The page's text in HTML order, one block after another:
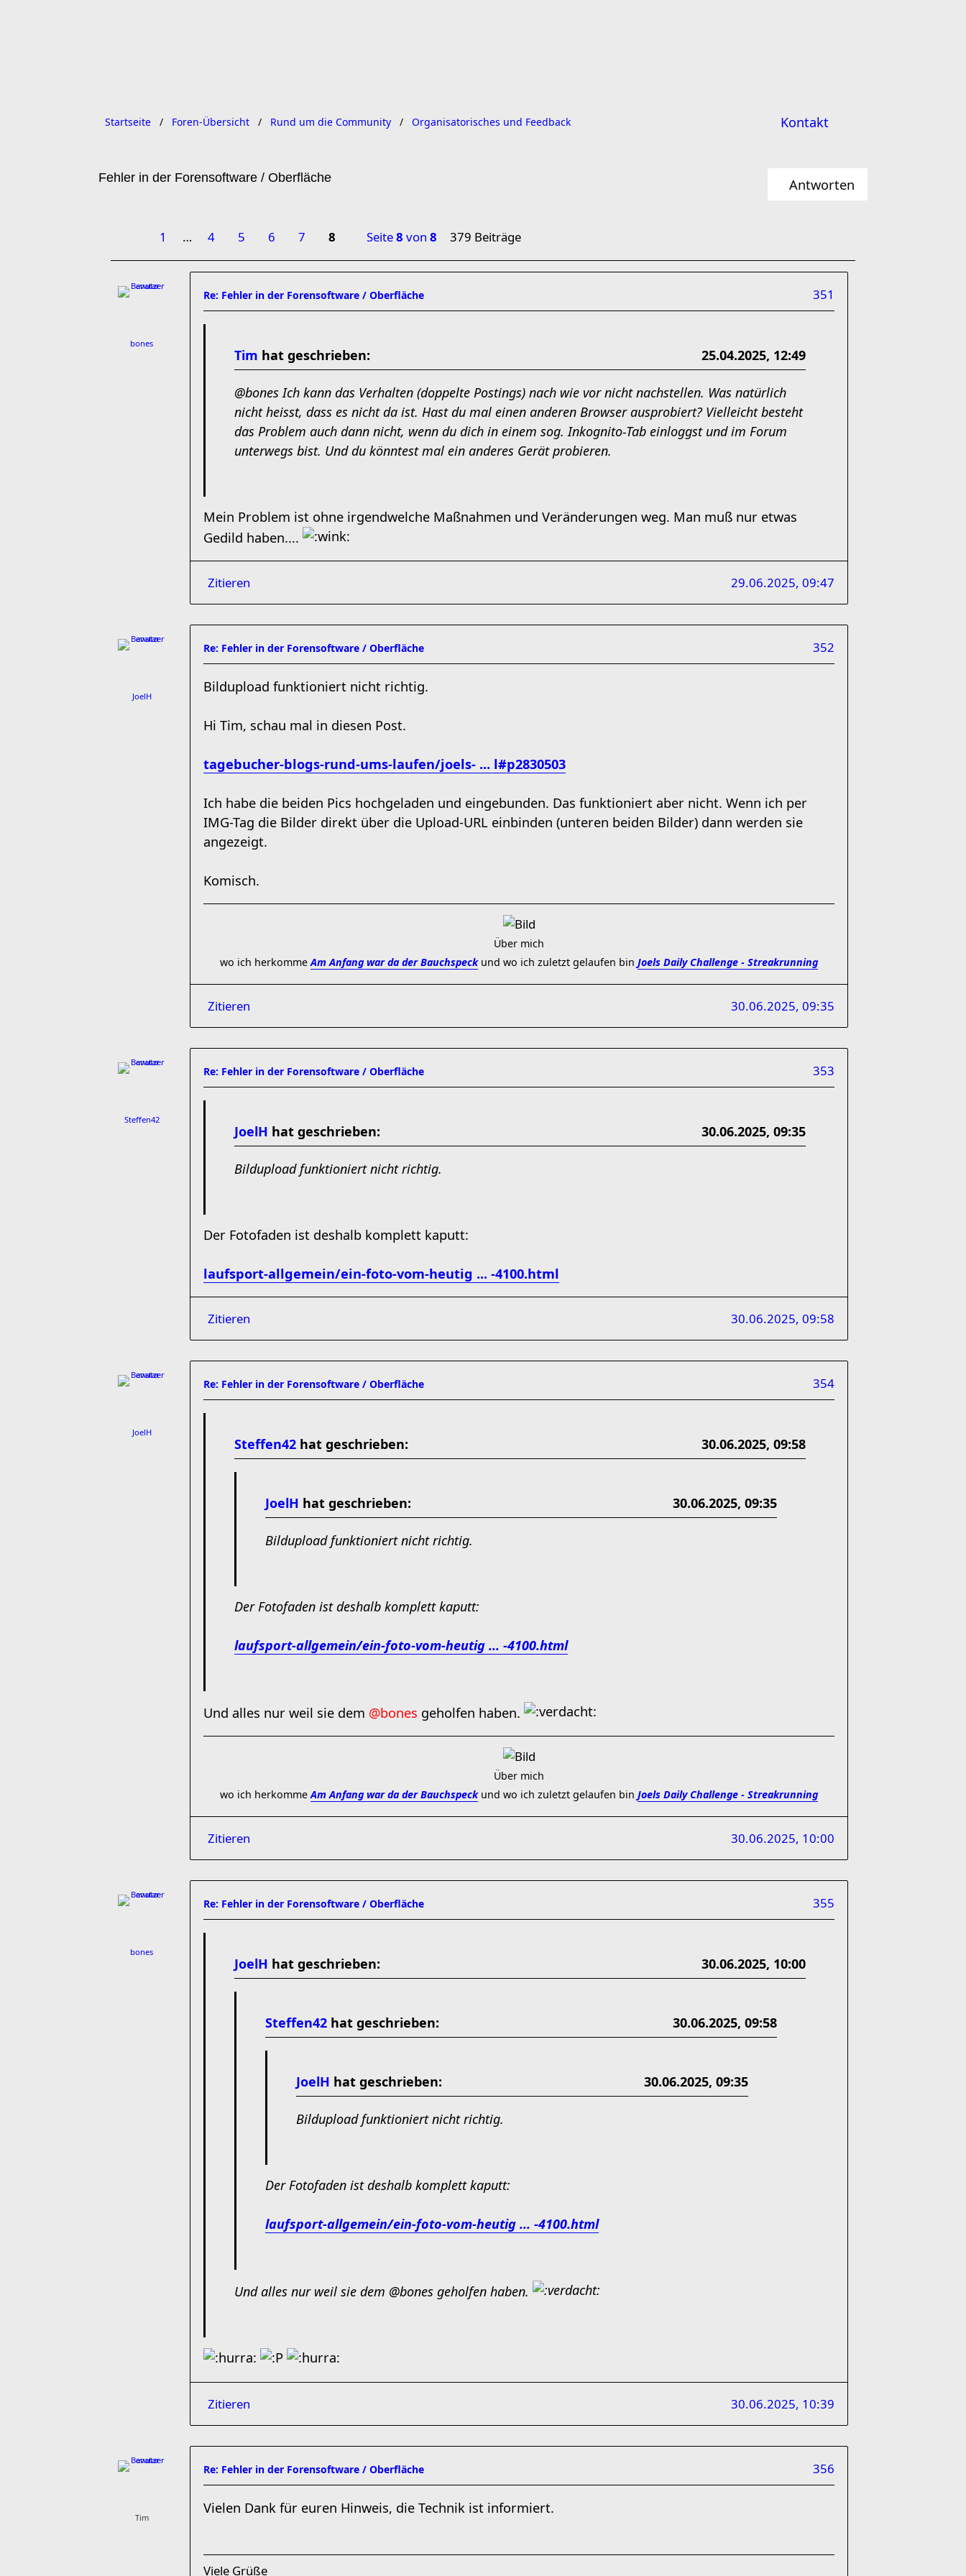
Kontakt
Startseite Foren-Übersicht Rund um die Community Organisatorisches und Feedback
Fehler in der Forensoftware / Oberfläche Antworten
1 … 4 5 6 7 8 Seite8 von 8 379 Beiträge
bones
Re: Fehler in der Forensoftware / Oberfläche 351
Tim hat geschrieben: 25.04.2025, 12:49
@bones Ich kann das Verhalten (doppelte Postings) nach wie vor nicht nachstellen. Was natürlich
nicht heisst, dass es nicht da ist. Hast du mal einen anderen Browser ausprobiert? Vielleicht besteht
das Problem auch dann nicht, wenn du dich in einem sog. Inkognito-Tab einloggst und im Forum
unterwegs bist. Und du könntest mal ein anderes Gerät probieren.
Mein Problem ist ohne irgendwelche Maßnahmen und Veränderungen weg. Man muß nur etwas
Gedild haben....
Zitieren 29.06.2025, 09:47
JoelH
Re: Fehler in der Forensoftware / Oberfläche 352
Bildupload funktioniert nicht richtig.
Hi Tim, schau mal in diesen Post.
tagebucher-blogs-rund-ums-laufen/joels- ... l#p2830503
Ich habe die beiden Pics hochgeladen und eingebunden. Das funktioniert aber nicht. Wenn ich per
IMG-Tag die Bilder direkt über die Upload-URL einbinden (unteren beiden Bilder) dann werden sie
angezeigt.
Komisch.
Über mich
wo ich herkommeAm Anfang war da der Bauchspeckund wo ich zuletzt gelaufen bin Joels Daily Challenge - Streakrunning
Zitieren 30.06.2025, 09:35
Steffen42
Re: Fehler in der Forensoftware / Oberfläche 353
JoelH hat geschrieben: 30.06.2025, 09:35
Bildupload funktioniert nicht richtig.
Der Fotofaden ist deshalb komplett kaputt:
laufsport-allgemein/ein-foto-vom-heutig ... -4100.html
Zitieren 30.06.2025, 09:58
JoelH
Re: Fehler in der Forensoftware / Oberfläche 354
Steffen42 hat geschrieben: 30.06.2025, 09:58
JoelH hat geschrieben: 30.06.2025, 09:35
Bildupload funktioniert nicht richtig.
Der Fotofaden ist deshalb komplett kaputt:
laufsport-allgemein/ein-foto-vom-heutig ... -4100.html
Und alles nur weil sie dem @bones geholfen haben.
Über mich
wo ich herkommeAm Anfang war da der Bauchspeckund wo ich zuletzt gelaufen bin Joels Daily Challenge - Streakrunning
Zitieren 30.06.2025, 10:00
bones
Re: Fehler in der Forensoftware / Oberfläche 355
JoelH hat geschrieben: 30.06.2025, 10:00
Steffen42 hat geschrieben: 30.06.2025, 09:58
JoelH hat geschrieben: 30.06.2025, 09:35
Bildupload funktioniert nicht richtig.
Der Fotofaden ist deshalb komplett kaputt:
laufsport-allgemein/ein-foto-vom-heutig ... -4100.html
Und alles nur weil sie dem @bones geholfen haben.
Zitieren 30.06.2025, 10:39
Tim
Re: Fehler in der Forensoftware / Oberfläche 356
Vielen Dank für euren Hinweis, die Technik ist informiert.
Viele Grüße